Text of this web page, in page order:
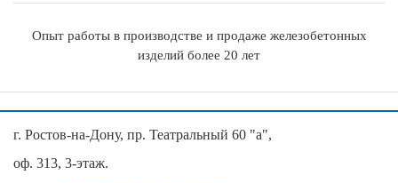
Опыт работы в производстве и продаже железобетонных
изделий более 20 лет
г. Ростов-на-Дону, пр. Театральный 60 "а",
оф. 313, 3-этаж.